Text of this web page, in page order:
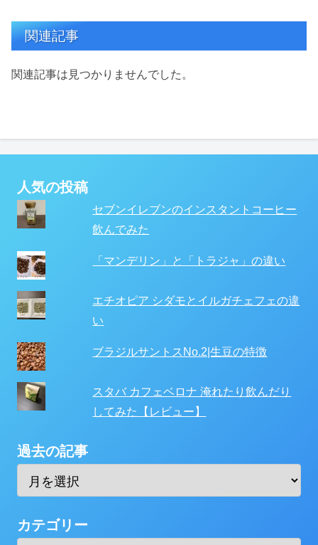
関連記事
関連記事は見つかりませんでした。
人気の投稿
セブンイレブンのインスタントコーヒー
飲んでみた
「マンデリン」と「トラジャ」の違い
エチオピア シダモとイルガチェフェの違
い
ブラジルサントスNo.2|生豆の特徴
スタバ カフェベロナ 淹れたり飲んだり
してみた【レビュー】
過去の記事
カテゴリー